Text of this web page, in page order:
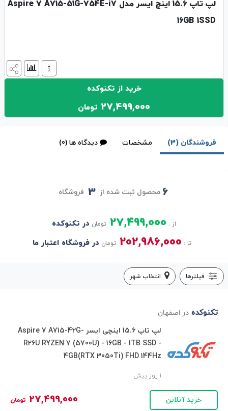
لپ تاپ 15.6 اینچ ایسر مدل Aspire 7 A715-51G-754E-i7
16GB 1SSD
خرید از تکنوکده
27,499,000 تومان
فروشندگان (3) مشخصات دیدگاه ها (0)
6 محصول ثبت شده از 3 فروشگاه
از : 27,499,000 تومان در تکنوکده
تا : 202,986,000 تومان در فروشگاه اعتبار ما
فیلترها انتخاب شهر
تکنوکده در اصفهان
لپ تاپ 15.6 اینچی ایسر Aspire 7 A715-42G-
R26U RYZEN 7 (5700U) - 16GB - 1TB SSD -
4GB(RTX 3050Ti) FHD 144Hz
1 روز پیش
خرید آنلاین 27,499,000 تومان